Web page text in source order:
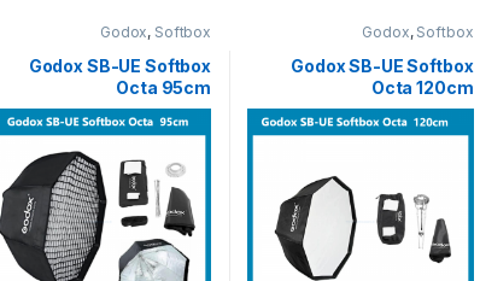
Godox, Softbox
Godox SB-UE Softbox
Octa 120cm
Godox, Softbox
Godox SB-UE Softbox
Octa 95cm